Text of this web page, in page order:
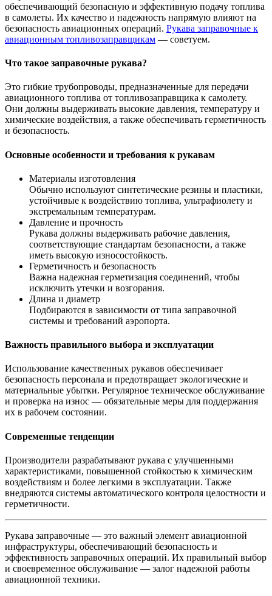
обеспечивающий безопасную и эффективную подачу топлива
в самолеты. Их качество и надежность напрямую влияют на
безопасность авиационных операций. Рукава заправочные к
авиационным топливозаправщикам — советуем.
Что такое заправочные рукава?
Это гибкие трубопроводы, предназначенные для передачи
авиационного топлива от топливозаправщика к самолету.
Они должны выдерживать высокие давления, температуру и
химические воздействия, а также обеспечивать герметичность
и безопасность.
Основные особенности и требования к рукавам
Материалы изготовления
Обычно используют синтетические резины и пластики,
устойчивые к воздействию топлива, ультрафиолету и
экстремальным температурам.
Давление и прочность
Рукава должны выдерживать рабочие давления,
соответствующие стандартам безопасности, а также
иметь высокую износостойкость.
Герметичность и безопасность
Важна надежная герметизация соединений, чтобы
исключить утечки и возгорания.
Длина и диаметр
Подбираются в зависимости от типа заправочной
системы и требований аэропорта.
Важность правильного выбора и эксплуатации
Использование качественных рукавов обеспечивает
безопасность персонала и предотвращает экологические и
материальные убытки. Регулярное техническое обслуживание
и проверка на износ — обязательные меры для поддержания
их в рабочем состоянии.
Современные тенденции
Производители разрабатывают рукава с улучшенными
характеристиками, повышенной стойкостью к химическим
воздействиям и более легкими в эксплуатации. Также
внедряются системы автоматического контроля целостности и
герметичности.
Рукава заправочные — это важный элемент авиационной
инфраструктуры, обеспечивающий безопасность и
эффективность заправочных операций. Их правильный выбор
и своевременное обслуживание — залог надежной работы
авиационной техники.